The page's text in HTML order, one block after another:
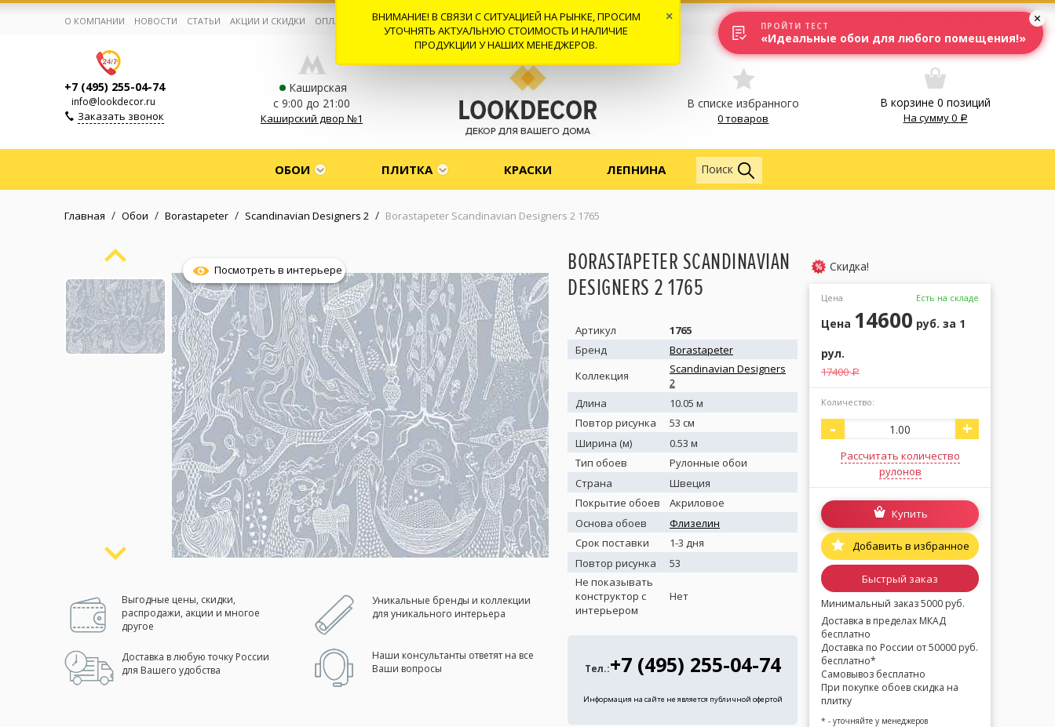
Корзина:0
Избранное:0 товаров
Каталог
Компания
Личный кабинет
(сменить город)
Заказать обратный звонок
О КОМПАНИИ НОВОСТИ СТАТЬИ АКЦИИ И СКИДКИ ОПЛАТА И ДОСТАВКА СОТРУДНИЧЕСТВО КОНТАКТЫ ОТЗЫВЫ
+7 (495) 255-04-74
info@lookdecor.ru
Заказать звонок
Каширская
с 9:00 до 21:00
Каширский двор №1
В списке избранного
0 товаров
В корзине 0 позиций
На сумму0
ОБОИ ПЛИТКА КРАСКИ ЛЕПНИНА Обои
Поиск
Главная / Обои / Borastapeter / Scandinavian Designers 2 / Borastapeter Scandinavian Designers 2 1765
Посмотреть в интерьере
Выгодные цены, скидки,
распродажи, акции и многое
другое
Уникальные бренды и коллекции
для уникального интерьера
Доставка в любую точку России
для Вашего удобства
Наши консультанты ответят на все
Ваши вопросы
BORASTAPETER SCANDINAVIAN
DESIGNERS 2 1765
Артикул
1765
Бренд
Borastapeter
Коллекция
Scandinavian Designers
2
Длина
10.05 м
Повтор рисунка
53 см
Ширина (м)
0.53 м
Тип обоев
Рулонные обои
Страна
Швеция
Покрытие обоев
Акриловое
Основа обоев
Флизелин
Срок поставки
1-3 дня
Повтор рисунка
53
Не показывать
конструктор с
интерьером
Нет
Тел.:+7 (495) 255-04-74
Информация на сайте не является публичной офертой
Скидка!
Цена Есть на складе
Цена 14600 руб. за 1
рул.
17400a
Количество:
- +
Рассчитать количество
рулонов
Купить
Добавить в избранное
Быстрый заказ
Минимальный заказ 5000 руб.
Доставка в пределах МКАД
бесплатно
Доставка по России от 50000 руб.
бесплатно*
Самовывоз бесплатно
При покупке обоев скидка на
плитку
* - уточняйте у менеджеров
ВНИМАНИЕ! В СВЯЗИ С СИТУАЦИЕЙ НА РЫНКЕ, ПРОСИМ
УТОЧНЯТЬ АКТУАЛЬНУЮ СТОИМОСТЬ И НАЛИЧИЕ
ПРОДУКЦИИ У НАШИХ МЕНЕДЖЕРОВ.
×
ПРОЙТИ ТЕСТ
«Идеальные обои для любого помещения!»